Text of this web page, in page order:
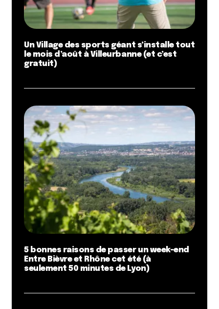
Un Village des sports géant s’installe tout
le mois d’août à Villeurbanne (et c’est
gratuit)
5 bonnes raisons de passer un week-end
Entre Bièvre et Rhône cet été (à
seulement 50 minutes de Lyon)